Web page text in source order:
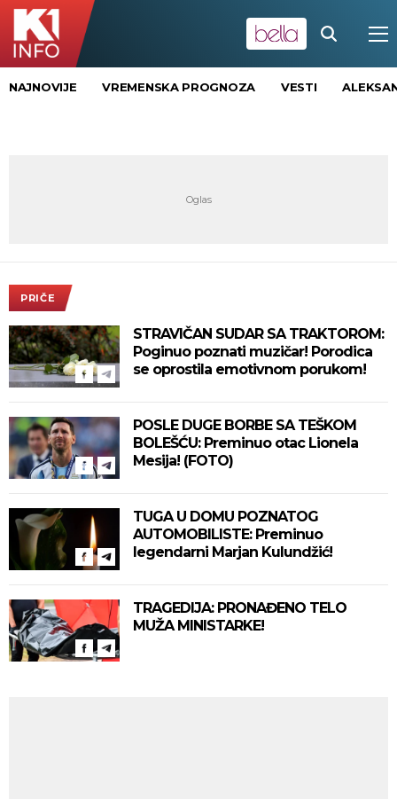
NAJNOVIJE VREMENSKA PROGNOZA VESTI
PRIČE
STRAVIČAN SUDAR SA TRAKTOROM:
Poginuo poznati muzičar! Porodica
se oprostila emotivnom porukom!
POSLE DUGE BORBE SA TEŠKOM
BOLEŠĆU: Preminuo otac Lionela
Mesija! (FOTO)
TUGA U DOMU POZNATOG
AUTOMOBILISTE: Preminuo
legendarni Marjan Kulundžić!
TRAGEDIJA: PRONAĐENO TELO
MUŽA MINISTARKE!